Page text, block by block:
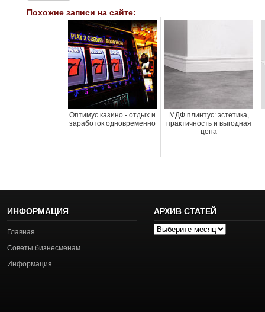
Похожие записи на сайте:
Оптимус казино - отдых и
заработок одновременно
МДФ плинтус: эстетика,
практичность и выгодная
цена
ИНФОРМАЦИЯ
Главная
Советы бизнесменам
Информация
АРХИВ СТАТЕЙ
Архив